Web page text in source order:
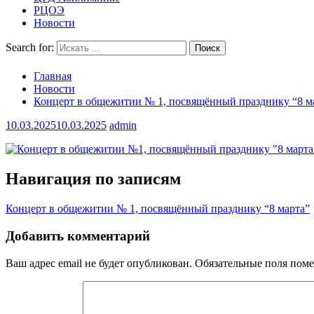
РЦОЭ
Новости
Search for:
Главная
Новости
Концерт в общежитии № 1, посвящённый празднику “8
10.03.202510.03.2025 admin
Навигация по записям
Концерт в общежитии № 1, посвящённый празднику “8 марта”
Добавить комментарий
Ваш адрес email не будет опубликован. Обязательные поля